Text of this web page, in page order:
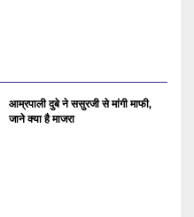
आम्रपाली दुबे ने ससुरजी से मांगी माफी,
जाने क्या है माजरा